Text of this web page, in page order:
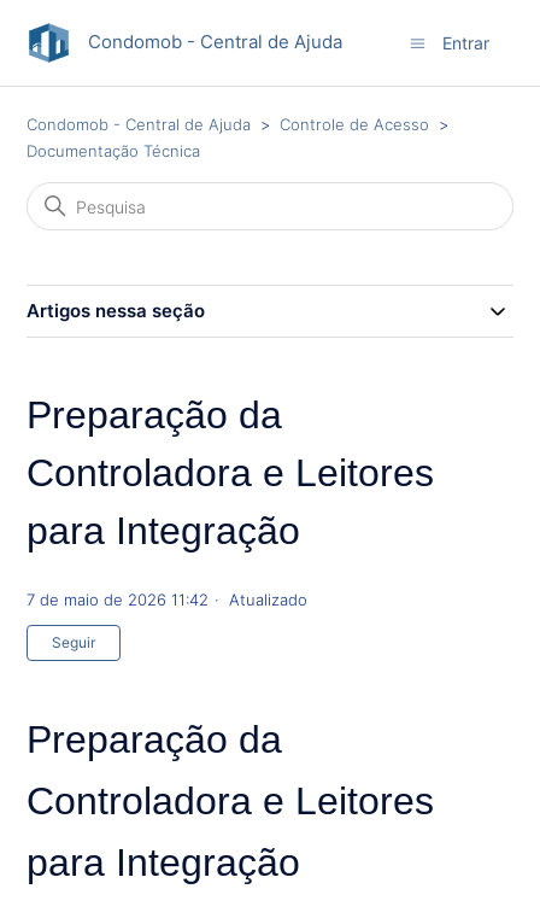
Condomob - Central de Ajuda Entrar
Condomob - Central de Ajuda
Controle de Acesso
Documentação Técnica
Artigos nessa seção
Preparação da
Controladora e Leitores
para Integração
7 de maio de 2026 11:42 Atualizado
Seguir
Preparação da
Controladora e Leitores
para Integração